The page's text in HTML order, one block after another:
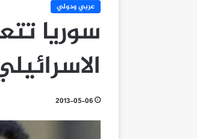
عربي ودولي
سوريا
2013-05-06